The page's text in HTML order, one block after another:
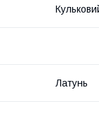
Латунь